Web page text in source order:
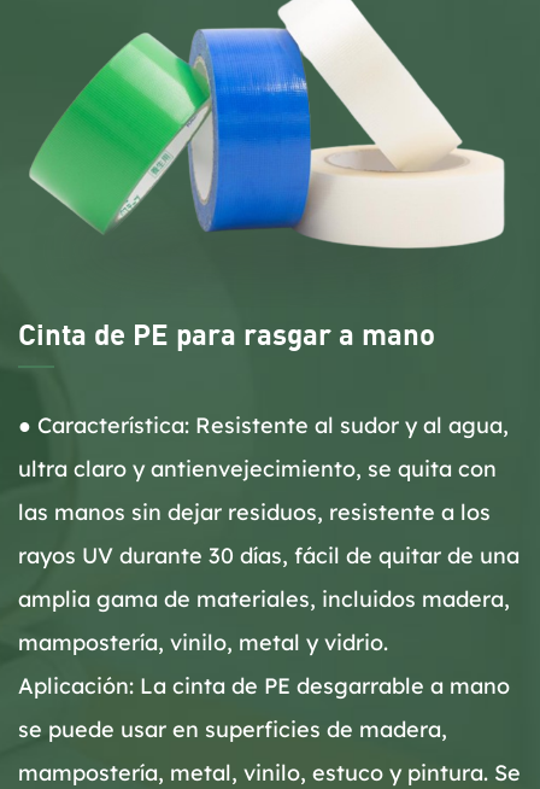
Cinta de PE para rasgar a mano
● Característica: Resistente al sudor y al agua,
ultra claro y antienvejecimiento, se quita con
las manos sin dejar residuos, resistente a los
rayos UV durante 30 días, fácil de quitar de una
amplia gama de materiales, incluidos madera,
mampostería, vinilo, metal y vidrio.
Aplicación: La cinta de PE desgarrable a mano
se puede usar en superficies de madera,
mampostería, metal, vinilo, estuco y pintura. Se